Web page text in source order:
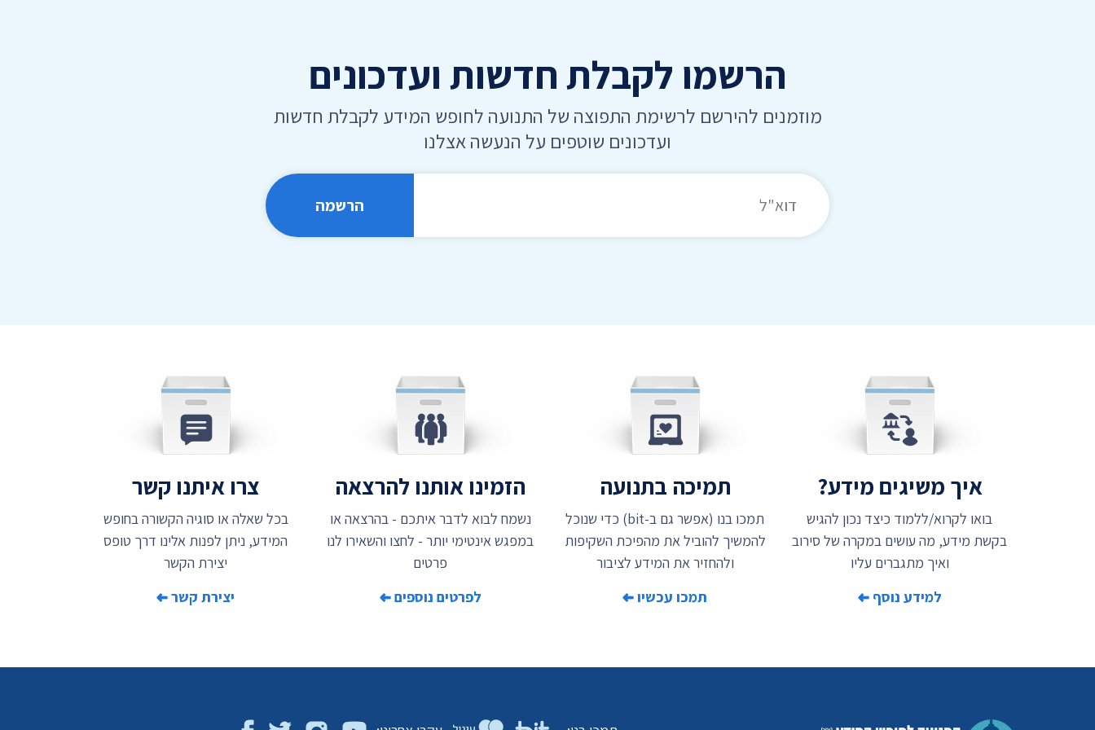
הרשמו לקבלת חדשות ועדכונים
מוזמנים להירשם לרשימת התפוצה של התנועה לחופש המידע לקבלת חדשות
ועדכונים שוטפים על הנעשה אצלנו
כתובת דואר אלקטרוני
הרשמה
איך משיגים מידע?
בואו לקרוא/ללמוד כיצד נכון להגיש
בקשת מידע, מה עושים במקרה של סירוב
ואיך מתגברים עליו
למידע נוסף
תמיכה בתנועה
תמכו בנו (אפשר גם ב-bit) כדי שנוכל
להמשיך להוביל את מהפיכת השקיפות
ולהחזיר את המידע לציבור
תמכו עכשיו
הזמינו אותנו להרצאה
נשמח לבוא לדבר איתכם - בהרצאה או
במפגש אינטימי יותר - לחצו והשאירו לנו
פרטים
לפרטים נוספים
צרו איתנו קשר
בכל שאלה או סוגיה הקשורה בחופש
המידע, ניתן לפנות אלינו דרך טופס
יצירת הקשר
יצירת קשר